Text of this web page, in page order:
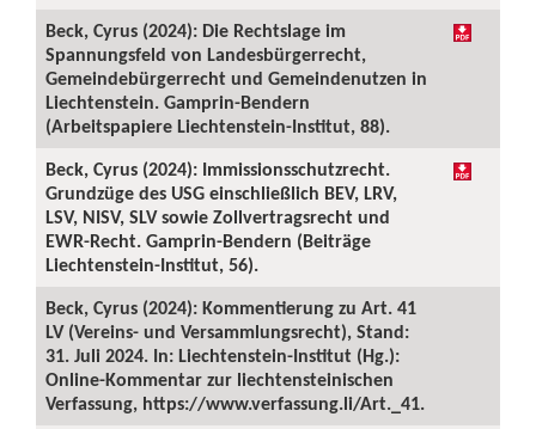
Beck, Cyrus (2024): Die Rechtslage im
Spannungsfeld von Landesbürgerrecht,
Gemeindebürgerrecht und Gemeindenutzen in
Liechtenstein. Gamprin-Bendern
(Arbeitspapiere Liechtenstein-Institut, 88).
Beck, Cyrus (2024): Immissionsschutzrecht.
Grundzüge des USG einschließlich BEV, LRV,
LSV, NISV, SLV sowie Zollvertragsrecht und
EWR-Recht. Gamprin-Bendern (Beiträge
Liechtenstein-Institut, 56).
Beck, Cyrus (2024): Kommentierung zu Art. 41
LV (Vereins- und Versammlungsrecht), Stand:
31. Juli 2024. In: Liechtenstein-Institut (Hg.):
Online-Kommentar zur liechtensteinischen
Verfassung, https://www.verfassung.li/Art._41.